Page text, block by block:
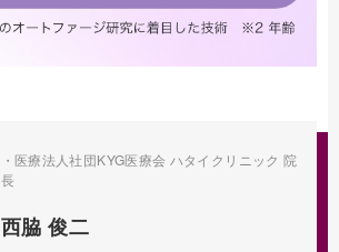
・医療法人社団KYG医療会 ハタイクリニック 院
長
西脇 俊二